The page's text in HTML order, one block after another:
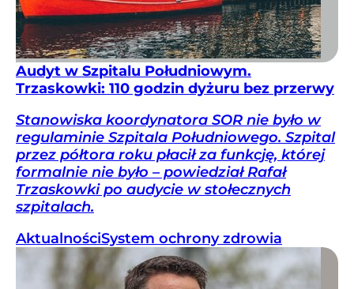
Audyt w Szpitalu Południowym.
Trzaskowki: 110 godzin dyżuru bez przerwy
Stanowiska koordynatora SOR nie było w
regulaminie Szpitala Południowego. Szpital
przez półtora roku płacił za funkcję, której
formalnie nie było – powiedział Rafał
Trzaskowki po audycie w stołecznych
szpitalach.
AktualnościSystem ochrony zdrowia